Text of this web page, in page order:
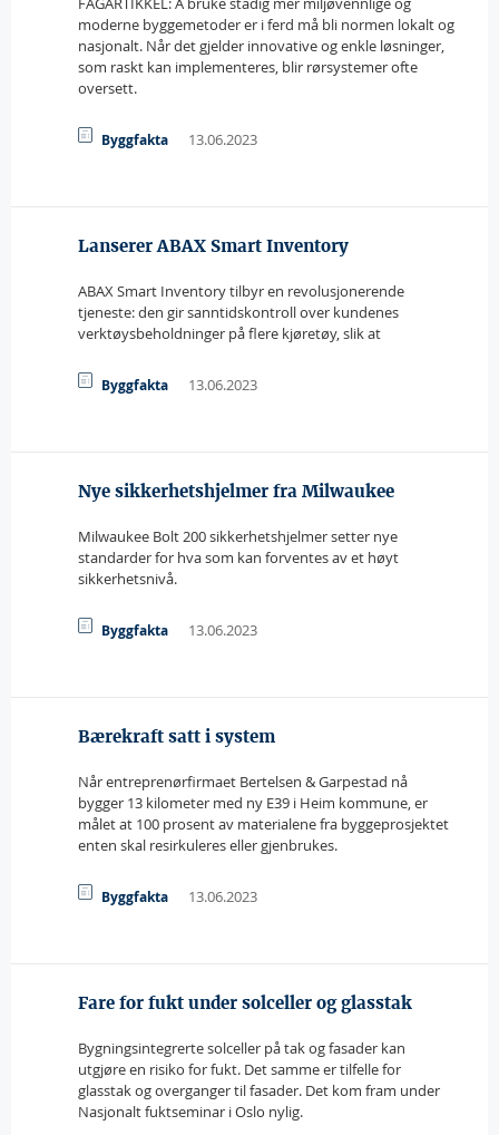
moderne byggemetoder er i ferd må bli normen lokalt og
nasjonalt. Når det gjelder innovative og enkle løsninger,
som raskt kan implementeres, blir rørsystemer ofte
oversett.
Byggfakta 13.06.2023
Lanserer ABAX Smart Inventory
ABAX Smart Inventory tilbyr en revolusjonerende
tjeneste: den gir sanntidskontroll over kundenes
verktøysbeholdninger på flere kjøretøy, slik at
Byggfakta 13.06.2023
Nye sikkerhetshjelmer fra Milwaukee
Milwaukee Bolt 200 sikkerhetshjelmer setter nye
standarder for hva som kan forventes av et høyt
sikkerhetsnivå.
Byggfakta 13.06.2023
Bærekraft satt i system
Når entreprenørfirmaet Bertelsen & Garpestad nå
bygger 13 kilometer med ny E39 i Heim kommune, er
målet at 100 prosent av materialene fra byggeprosjektet
enten skal resirkuleres eller gjenbrukes.
Byggfakta 13.06.2023
Fare for fukt under solceller og glasstak
Bygningsintegrerte solceller på tak og fasader kan
utgjøre en risiko for fukt. Det samme er tilfelle for
glasstak og overganger til fasader. Det kom fram under
Nasjonalt fuktseminar i Oslo nylig.